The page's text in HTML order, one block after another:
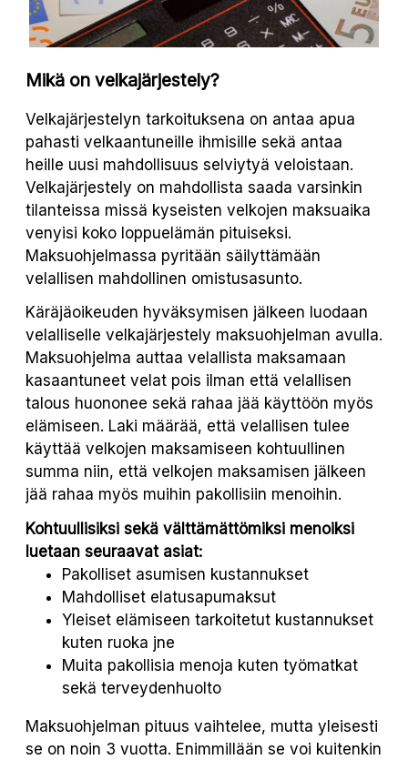
Mikä on velkajärjestely?
Velkajärjestelyn tarkoituksena on antaa apua
pahasti velkaantuneille ihmisille sekä antaa
heille uusi mahdollisuus selviytyä veloistaan.
Velkajärjestely on mahdollista saada varsinkin
tilanteissa missä kyseisten velkojen maksuaika
venyisi koko loppuelämän pituiseksi.
Maksuohjelmassa pyritään säilyttämään
velallisen mahdollinen omistusasunto.
Käräjäoikeuden hyväksymisen jälkeen luodaan
velalliselle velkajärjestely maksuohjelman avulla.
Maksuohjelma auttaa velallista maksamaan
kasaantuneet velat pois ilman että velallisen
talous huononee sekä rahaa jää käyttöön myös
elämiseen. Laki määrää, että velallisen tulee
käyttää velkojen maksamiseen kohtuullinen
summa niin, että velkojen maksamisen jälkeen
jää rahaa myös muihin pakollisiin menoihin.
Kohtuullisiksi sekä välttämättömiksi menoiksi
luetaan seuraavat asiat:
Pakolliset asumisen kustannukset
Mahdolliset elatusapumaksut
Yleiset elämiseen tarkoitetut kustannukset
kuten ruoka jne
Muita pakollisia menoja kuten työmatkat
sekä terveydenhuolto
Maksuohjelman pituus vaihtelee, mutta yleisesti
se on noin 3 vuotta. Enimmillään se voi kuitenkin